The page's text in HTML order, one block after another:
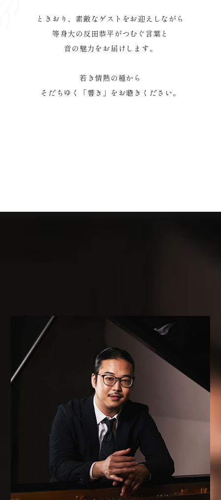
ときおり、素敵なゲストをお迎えしながら
等身大の反田恭平がつむぐ言葉と
音の魅力をお届けします。
若き情熱の種から
そだちゆく「響き」をお聴きください。